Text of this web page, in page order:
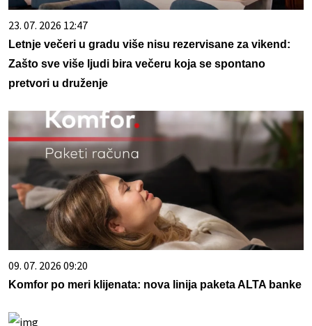
23. 07. 2026 12:47
Letnje večeri u gradu više nisu rezervisane za vikend:
Zašto sve više ljudi bira večeru koja se spontano
pretvori u druženje
09. 07. 2026 09:20
Komfor po meri klijenata: nova linija paketa ALTA banke